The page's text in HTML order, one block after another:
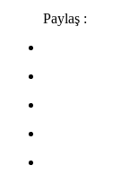
Paylaş :